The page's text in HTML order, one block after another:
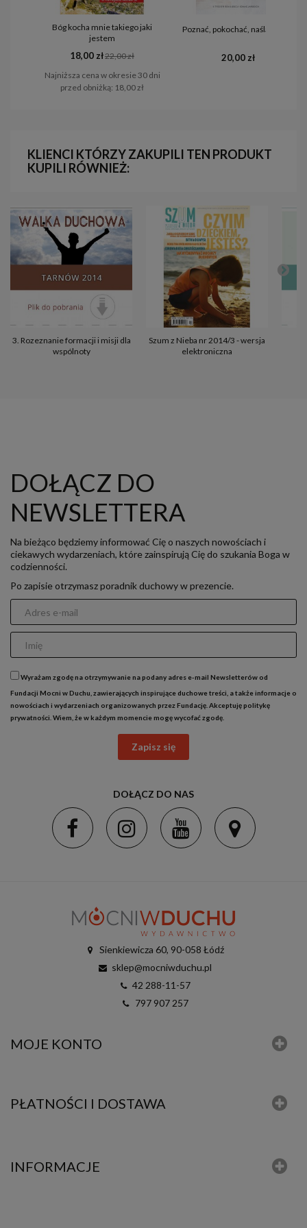
Bóg kocha mnie takiego jaki
jestem
18,00 zł22,00 zł
Najniższa cena w okresie 30 dni
przed obniżką: 18,00 zł
Poznać, pokochać, naśladować
20,00 zł
KLIENCI KTÓRZY ZAKUPILI TEN PRODUKT
KUPILI RÓWNIEŻ:
3. Rozeznanie formacji i misji dla
wspólnoty
Szum z Nieba nr 2014/3 - wersja
elektroniczna
DOŁĄCZ DO
NEWSLETTERA
Na bieżąco będziemy informować Cię o naszych nowościach i
ciekawych wydarzeniach, które zainspirują Cię do szukania Boga w
codzienności.
Po zapisie otrzymasz poradnik duchowy w prezencie.
Wyrażam zgodę na otrzymywanie na podany adres e-mail Newsletterów od
Fundacji Mocni w Duchu, zawierających inspirujące duchowe treści, a także informacje o
nowościach i wydarzeniach organizowanych przez Fundację. Akceptujępolitykę
prywatności . Wiem, że w każdym momencie mogę wycofać zgodę.
Zapisz się
DOŁĄCZ DO NAS
Sienkiewicza 60, 90-058 Łódź
sklep@mocniwduchu.pl
42 288-11-57
797 907 257
MOJE KONTO
PŁATNOŚCI I DOSTAWA
INFORMACJE